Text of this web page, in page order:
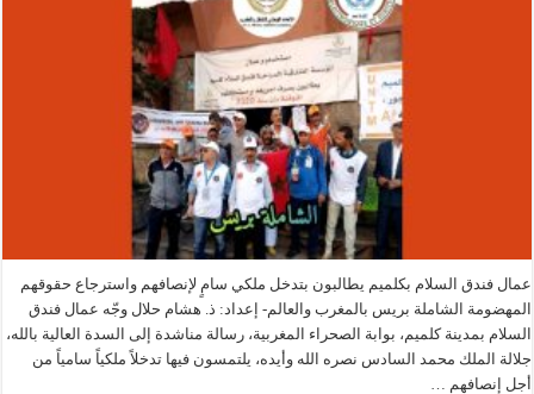
عمال فندق السلام بكلميم يطالبون بتدخل ملكي سامٍ لإنصافهم واسترجاع حقوقهم
المهضومة الشاملة بريس بالمغرب والعالم- إعداد: ذ. هشام حلال وجّه عمال فندق
السلام بمدينة كلميم، بوابة الصحراء المغربية، رسالة مناشدة إلى السدة العالية بالله،
جلالة الملك محمد السادس نصره الله وأيده، يلتمسون فيها تدخلاً ملكياً سامياً من
أجل إنصافهم …